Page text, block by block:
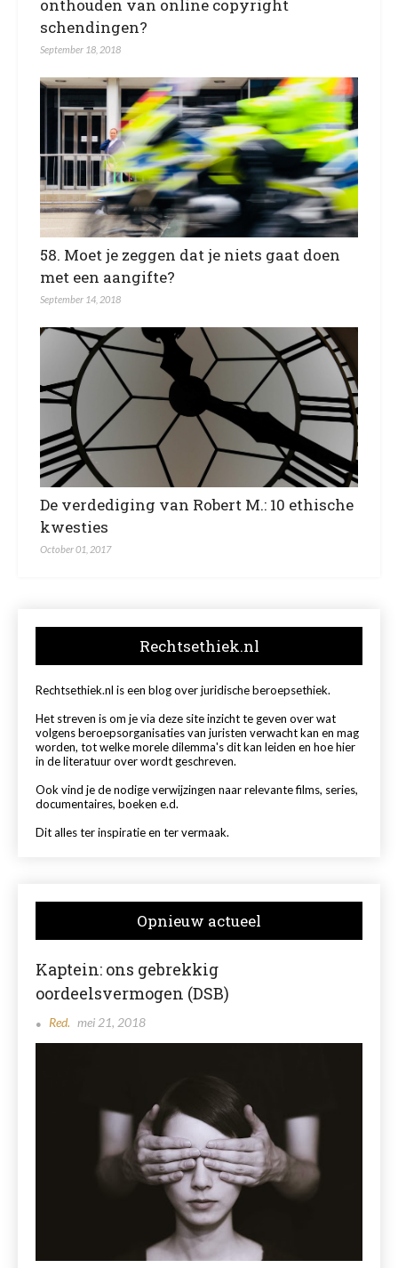
onthouden van online copyright
schendingen?
September 18, 2018
58. Moet je zeggen dat je niets gaat doen
met een aangifte?
September 14, 2018
De verdediging van Robert M.: 10 ethische
kwesties
October 01, 2017
Rechtsethiek.nl
Rechtsethiek.nl is een blog over juridische beroepsethiek.
Het streven is om je via deze site inzicht te geven over wat
volgens beroepsorganisaties van juristen verwacht kan en mag
worden, tot welke morele dilemma's dit kan leiden en hoe hier
in de literatuur over wordt geschreven.
Ook vind je de nodige verwijzingen naar relevante films, series,
documentaires, boeken e.d.
Dit alles ter inspiratie en ter vermaak.
Opnieuw actueel
Kaptein: ons gebrekkig
oordeelsvermogen (DSB)
Red. mei 21, 2018